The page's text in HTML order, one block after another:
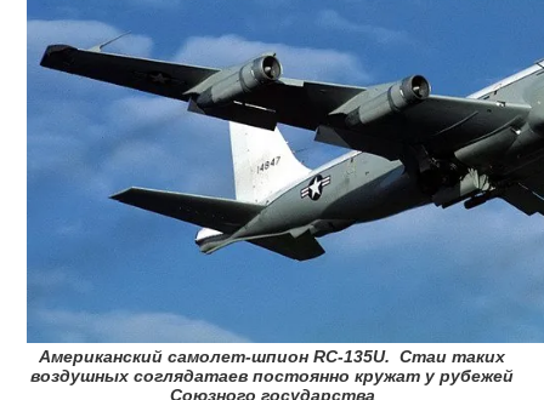
Американский самолет-шпион RC-135U. Стаи таких
воздушных соглядатаев постоянно кружат у рубежей
Союзного государства